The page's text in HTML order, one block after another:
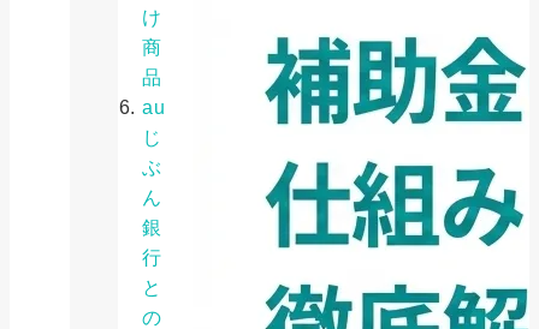
け
商
品
au
じ
ぶ
ん
銀
行
と
の